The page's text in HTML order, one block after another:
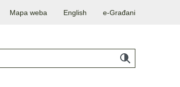
Mapa weba English e-Građani